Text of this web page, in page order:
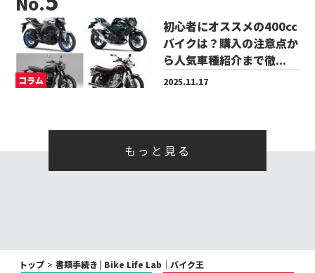
コラム
初心者にオススメの400cc
バイクは？購入の注意点か
ら人気車種紹介まで徹...
2025.11.17
もっと見る
トップ 書類手続き | Bike Life Lab｜バイク王